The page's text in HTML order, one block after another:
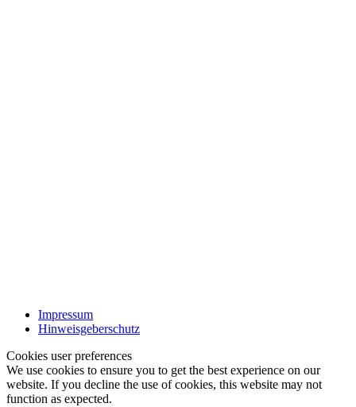
Impressum
Hinweisgeberschutz
Cookies user preferences
We use cookies to ensure you to get the best experience on our
website. If you decline the use of cookies, this website may not
function as expected.